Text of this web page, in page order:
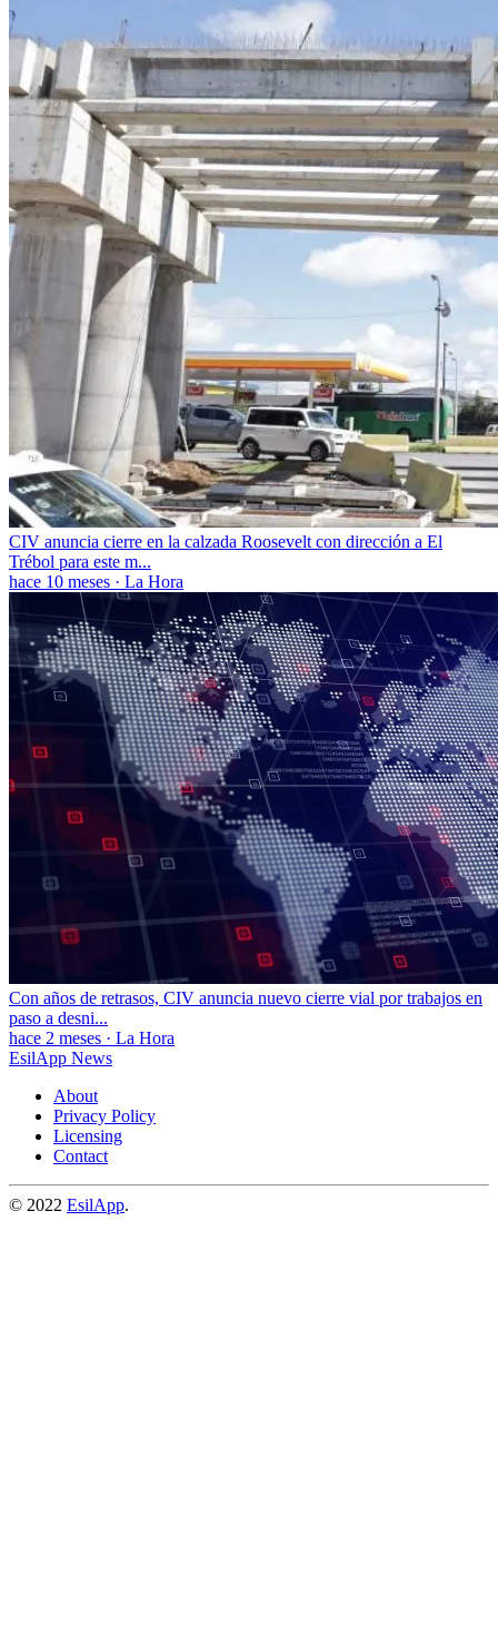
CIV anuncia cierre en la calzada Roosevelt con dirección a El
Trébol para este m...
hace 10 meses · La Hora
Con años de retrasos, CIV anuncia nuevo cierre vial por trabajos en
paso a desni...
hace 2 meses · La Hora
EsilApp News
About
Privacy Policy
Licensing
Contact
© 2022 EsilApp.